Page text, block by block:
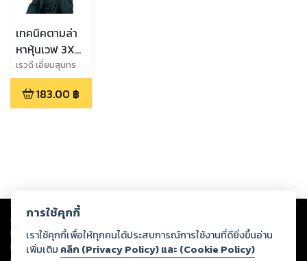
เทคนิคตามล่า
หาหุ้นเวฟ 3X
ด้วยคลื่นเอล
เลียต
เรวดี เอี่ยมสุนทร
วิทย์ (รี สึนามิ)
183.00 ฿
Copyright © 2026
ต่อผลงานหรือเนื้อหาใดที่อัปโหลดผ่านเว็บไซต์และปรากฏว่าละเมิดสิทธิใน
ทรัพย์สินทางปัญญาของบุคคลอื่นหรือขัดต่อกฎหมายและศีลธรรม ดังนั้น ผู้อ่าน
ทุกท่านโปรดใช้วิจารณญาณในการกลั่นกรองด้วยตนเอง และหากท่านพบว่าส่วน
การใช้คุกกี้
เราใช้คุกกี้เพื่อให้ทุกคนได้ประสบการณ์การใช้งานที่ดียิ่งขึ้นอ่าน
เพิ่มเติม คลิก (Privacy Policy) และ (Cookie Policy)